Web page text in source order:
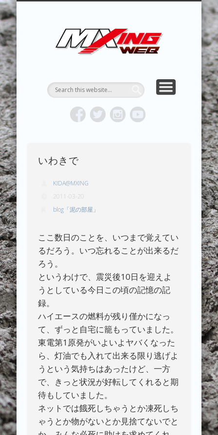
トク
HOME
TOPICS
ABOUT MX
RESULTS
REPORT
MXING & MXING＋PLUS
HYPER MXING
CONTACT
いわきで
KIDA@MXING
2011-03-20
blog「泥の部屋」
ここ数日のことを、いつまで覚えてい
るだろう。いつ忘れることが出来るだ
ろう。
というわけで、震災後10日を迎えよ
うとしている今日この頃の記憶の記
録。
ハイエースの燃料が残り僅かになっ
て、ずっと自宅に籠もっていました。
東電第1原発がいよいよヤバくなった
ら、灯油でも入れて出来る限り逃げよ
うという気持ちはあったけど、一方
で、きっと状況が好転してくれると期
待もしていました。
ネットでは餓死しちゃうとか凍死しち
ゃうとか物がないとか見捨てないでと